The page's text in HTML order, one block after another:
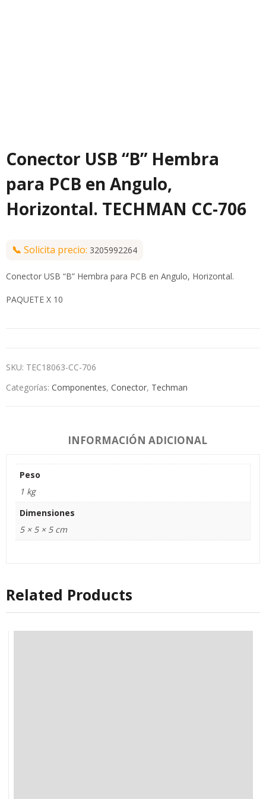
Conector USB “B” Hembra
para PCB en Angulo,
Horizontal. TECHMAN CC-706
📞 Solicita precio: 3205992264
Conector USB “B” Hembra para PCB en Angulo, Horizontal.
PAQUETE X 10
SKU: TEC18063-CC-706
Categorías: Componentes, Conector, Techman
INFORMACIÓN ADICIONAL
Peso
1 kg
Dimensiones
5 × 5 × 5 cm
Related Products